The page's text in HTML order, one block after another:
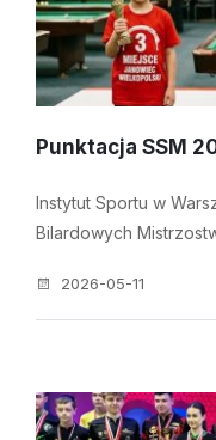
Punktacja SSM
Instytut Sportu w
Bilardowych
2026-05-11